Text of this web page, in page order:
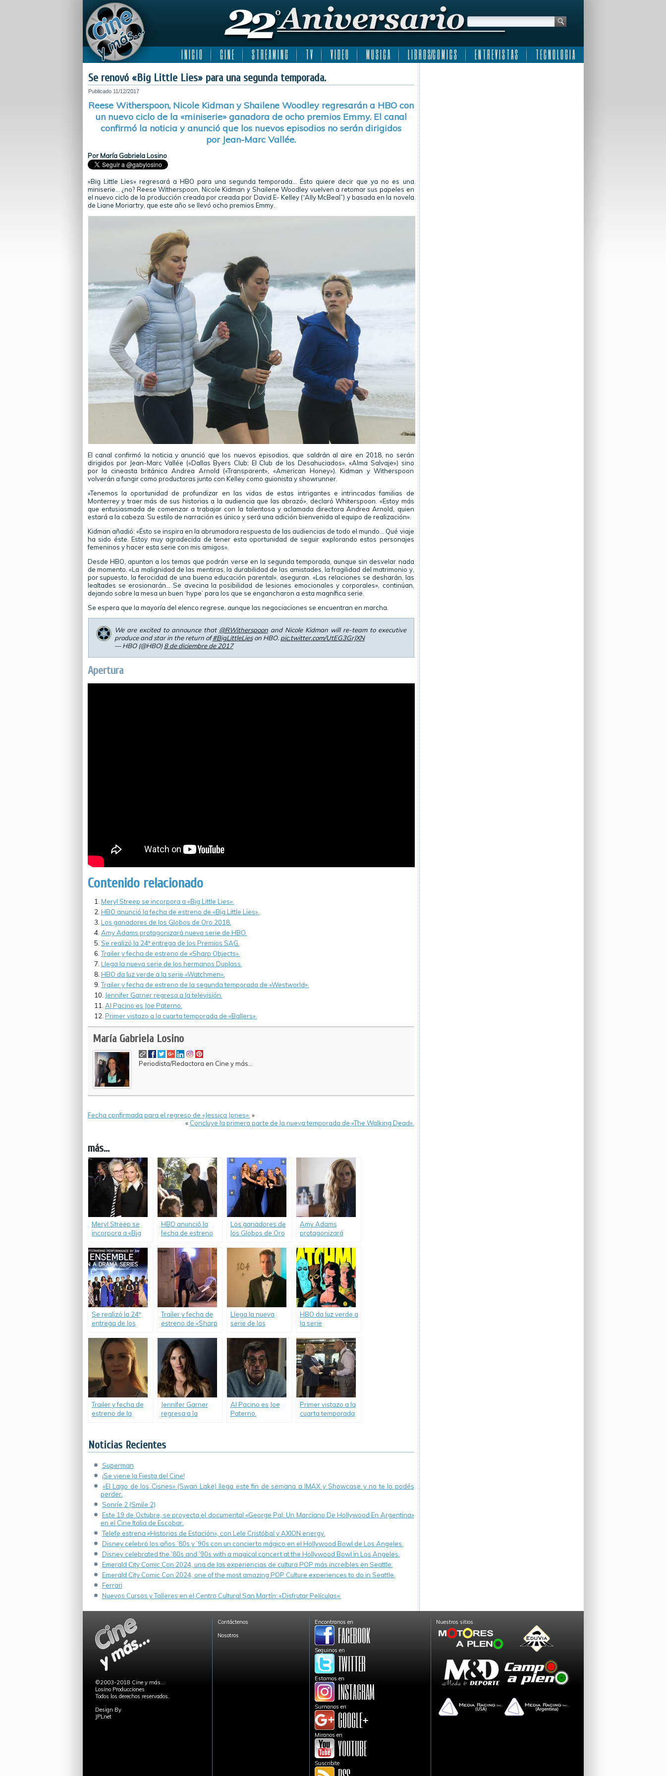
I N I C I O C I N E S T R E A M I N G T V V I D E O M U S I C A L I B R O S/C O M I C S E N T R E V I S T A S T E C N O L O G I A
Se renovó «Big Little Lies» para una segunda temporada.
Publicado 11/12/2017
Reese Witherspoon, Nicole Kidman y Shailene Woodley regresarán a HBO con
un nuevo ciclo de la «miniserie» ganadora de ocho premios Emmy. El canal
confirmó la noticia y anunció que los nuevos episodios no serán dirigidos
por Jean-Marc Vallée.
Por María Gabriela Losino
«Big Little Lies» regresará a HBO para una segunda temporada… Ésto quiere decir que ya no es una
miniserie… ¿no? Reese Witherspoon, Nicole Kidman y Shailene Woodley vuelven a retomar sus papeles en
el nuevo ciclo de la producción creada por creada por David E- Kelley (“Ally McBeal”) y basada en la novela
de Liane Moriartry, que este año se llevó ocho premios Emmy.
El canal confirmó la noticia y anunció que los nuevos episodios, que saldrán al aire en 2018, no serán
dirigidos por Jean-Marc Vallée («Dallas Byers Club: El Club de los Desahuciados», «Alma Salvaje») sino
por la cineasta británica Andrea Arnold («Transparent», «American Honey»). Kidman y Witherspoon
volverán a fungir como productoras junto con Kelley como guionista y showrunner.
«Tenemos la oportunidad de profundizar en las vidas de estas intrigantes e intrincadas familias de
Monterrey y traer más de sus historias a la audiencia que las abrazó», declaró Whiterspoon. «Estoy más
que entusiasmada de comenzar a trabajar con la talentosa y aclamada directora Andrea Arnold, quien
estará a la cabeza. Su estilo de narración es único y será una adición bienvenida al equipo de realización».
Kidman añadió: «Ésto se inspira en la abrumadora respuesta de las audiencias de todo el mundo… Qué viaje
ha sido éste. Estoy muy agradecida de tener esta oportunidad de seguir explorando estos personajes
femeninos y hacer esta serie con mis amigos».
Desde HBO, apuntan a los temas que podrán verse en la segunda temporada, aunque sin desvelar nada
de momento. «La malignidad de las mentiras, la durabilidad de las amistades, la fragilidad del matrimonio y,
por supuesto, la ferocidad de una buena educación parental», aseguran. «Las relaciones se desharán, las
lealtades se erosionarán… Se avecina la posibilidad de lesiones emocionales y corporales», continúan,
dejando sobre la mesa un buen ‘hype’ para los que se engancharon a esta magnífica serie.
Se espera que la mayoría del elenco regrese, aunque las negociaciones se encuentran en marcha.
We are excited to announce that @RWitherspoonand Nicole Kidman will re-team to executive
produce and star in the return of#BigLittleLieson HBO. pic.twitter.com/UtEG3GrJXN
— HBO (@HBO) 8 de diciembre de 2017
Apertura
Contenido relacionado
Meryl Streep se incorpora a «Big Little Lies».
HBO anunció la fecha de estreno de «Big Little Lies».
Los ganadores de los Globos de Oro 2018.
Amy Adams protagonizará nueva serie de HBO.
Se realizó la 24º entrega de los Premios SAG.
Trailer y fecha de estreno de «Sharp Objects».
Llega la nueva serie de los hermanos Duplass.
HBO da luz verde a la serie «Watchmen».
Trailer y fecha de estreno de la segunda temporada de «Westworld».
Jennifer Garner regresa a la televisión.
Al Pacino es Joe Paterno.
Primer vistazo a la cuarta temporada de «Ballers».
María Gabriela Losino
Periodista/Redactora en Cine y más...
Fecha confirmada para el regreso de «Jessica Jones». »
« Concluye la primera parte de la nueva temporada de «The Walking Dead».
más...
Meryl Streep se
incorpora a «Big
HBO anunció la
fecha de estreno
Los ganadores de
los Globos de Oro
Amy Adams
protagonizará
HBO.
Se realizó la 24º
entrega de los
Trailer y fecha de
estreno de «Sharp
Llega la nueva
serie de los
HBO da luz verde a
la serie
Trailer y fecha de
estreno de la
«Westworld».
Jennifer Garner
regresa a la
Al Pacino es Joe
Paterno.
Primer vistazo a la
cuarta temporada
Noticias Recientes
Superman
¡Se viene la Fiesta del Cine!
«El Lago de los Cisnes» (Swan Lake) llega este fin de semana a IMAX y Showcase y no te lo podés
perder.
Sonríe 2 (Smile 2)
Este 19 de Octubre, se proyecta el documental «George Pal: Un Marciano De Hollywood En Argentina»
en el Cine Italia de Escobar.
Telefe estrena «Historias de Estación», con Lele Cristóbal y AXION energy.
Disney celebró los años ’80s y ’90s con un concierto mágico en el Hollywood Bowl de Los Angeles.
Disney celebrated the ’80s and ’90s with a magical concert at the Hollywood Bowl in Los Angeles.
Emerald City Comic Con 2024, una de las experiencias de cultura POP más increíbles en Seattle.
Emerald City Comic Con 2024, one of the most amazing POP Culture experiences to do in Seattle.
Ferrari
Nuevos Cursos y Talleres en el Centro Cultural San Martín: «Disfrutar Películas».
©2003-2018 Cine y más...
Losino Producciones
Todos los derechos reservados.
Design By
JPLnet
Contáctenos
Nosotros
Encontranos en
Seguinos en
Estamos en
Sumanos en
Miranos en
Suscribite
Nuestros sitios